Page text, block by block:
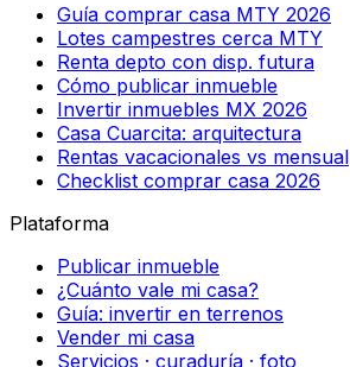
Guía comprar casa MTY 2026
Lotes campestres cerca MTY
Renta depto con disp. futura
Cómo publicar inmueble
Invertir inmuebles MX 2026
Casa Cuarcita: arquitectura
Rentas vacacionales vs mensual
Checklist comprar casa 2026
Plataforma
Publicar inmueble
¿Cuánto vale mi casa?
Guía: invertir en terrenos
Vender mi casa
Servicios · curaduría · foto